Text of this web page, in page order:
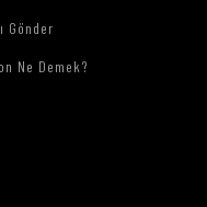
Gönder
Ne Demek?